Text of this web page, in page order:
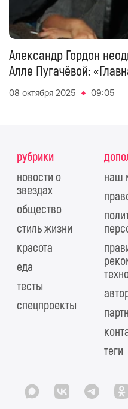
Александр Гордон
Алле Пугачёвой:
08 октября 2025 09:05
рубрики
новости о
звездах
общество
стиль жизни
красота
еда
тесты
спецпроекты
наш
теги